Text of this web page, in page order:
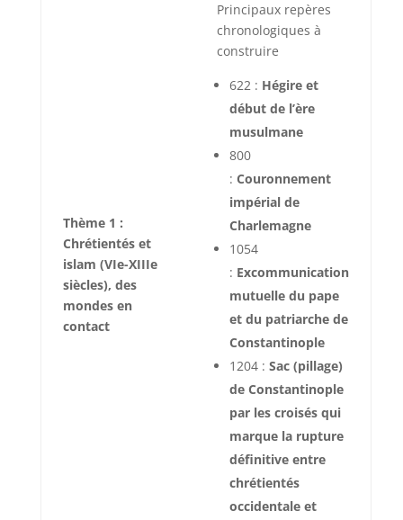
Thème 1 :
Chrétientés et
islam (VIe-XIIIe
siècles), des
mondes en
contact
Principaux repères
chronologiques à
construire
622 : Hégire et
début de l’ère
musulmane
800
: Couronnement
impérial de
Charlemagne
1054
: Excommunication
mutuelle du pape
et du patriarche de
Constantinople
1204 : Sac (pillage)
de Constantinople
par les croisés qui
marque la rupture
définitive entre
chrétientés
occidentale et